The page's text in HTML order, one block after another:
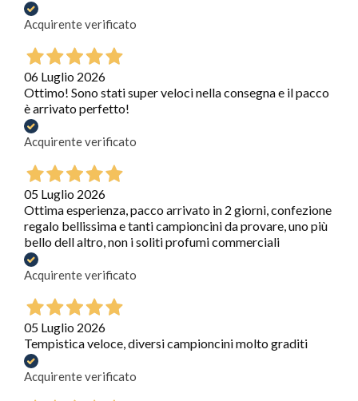
Acquirente verificato
06 Luglio 2026
Ottimo! Sono stati super veloci nella consegna e il pacco
è arrivato perfetto!
Acquirente verificato
05 Luglio 2026
Ottima esperienza, pacco arrivato in 2 giorni, confezione
regalo bellissima e tanti campioncini da provare, uno più
bello dell altro, non i soliti profumi commerciali
Acquirente verificato
05 Luglio 2026
Tempistica veloce, diversi campioncini molto graditi
Acquirente verificato